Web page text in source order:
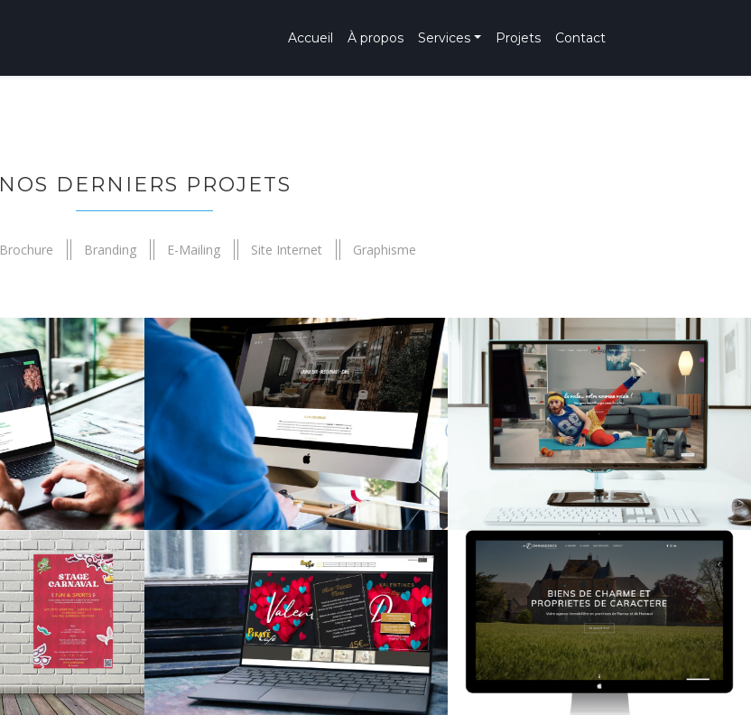
Accueil À propos Services Projets Contact
NOS DERNIERS PROJETS
Brochure Branding E-Mailing Site Internet Graphisme